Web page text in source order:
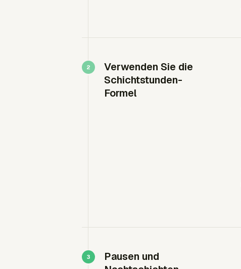
Verwenden Sie die
Schichtstunden-
Formel
Pausen und